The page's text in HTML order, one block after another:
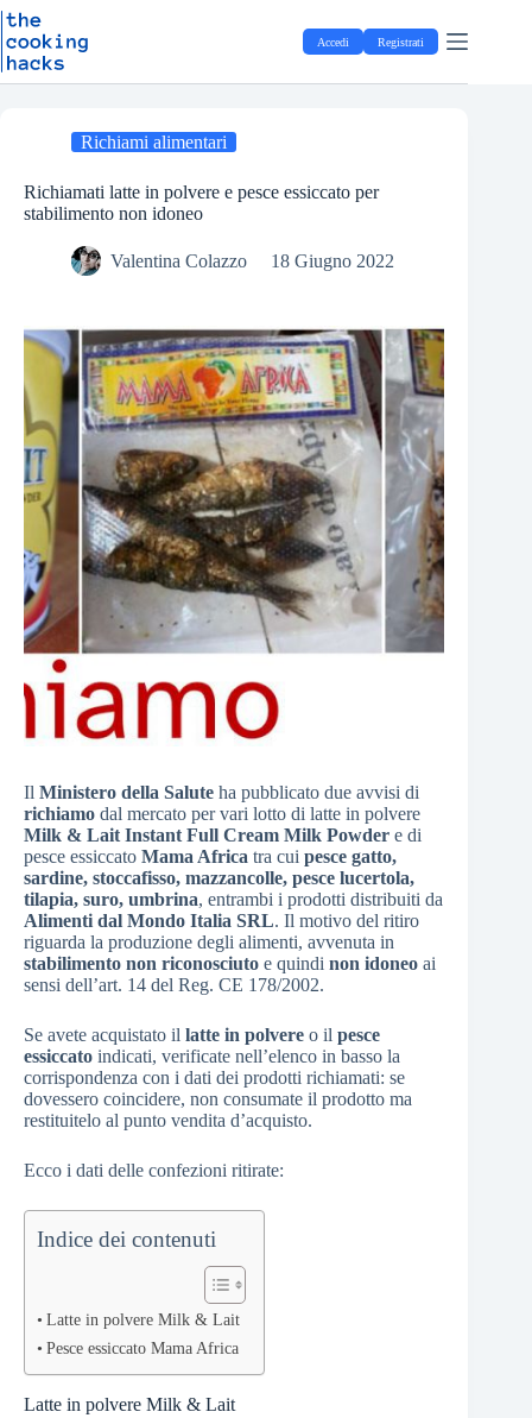
S
t
Salta
al
contenuto
Accedi Registrati
Richiami alimentari
Richiamati latte in polvere e pesce essiccato per
stabilimento non idoneo
Valentina Colazzo 18 Giugno 2022
Il Ministero della Salute ha pubblicato due avvisi di
richiamo dal mercato per vari lotto di latte in polvere
Milk & Lait Instant Full Cream Milk Powder e di
pesce essiccato Mama Africa tra cui pesce gatto,
sardine, stoccafisso, mazzancolle, pesce lucertola,
tilapia, suro, umbrina, entrambi i prodotti distribuiti da
Alimenti dal Mondo Italia SRL. Il motivo del ritiro
riguarda la produzione degli alimenti, avvenuta in
stabilimento non riconosciuto e quindi non idoneo ai
sensi dell’art. 14 del Reg. CE 178/2002.
Se avete acquistato il latte in polvere o il pesce
essiccato indicati, verificate nell’elenco in basso la
corrispondenza con i dati dei prodotti richiamati: se
dovessero coincidere, non consumate il prodotto ma
restituitelo al punto vendita d’acquisto.
Ecco i dati delle confezioni ritirate:
Indice dei contenuti
Latte in polvere Milk & Lait
Pesce essiccato Mama Africa
Latte in polvere Milk & Lait